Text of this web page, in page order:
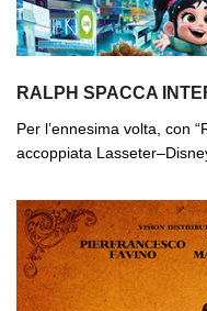
RALPH SPACCA
Per l’ennesima volta, con
accoppiata